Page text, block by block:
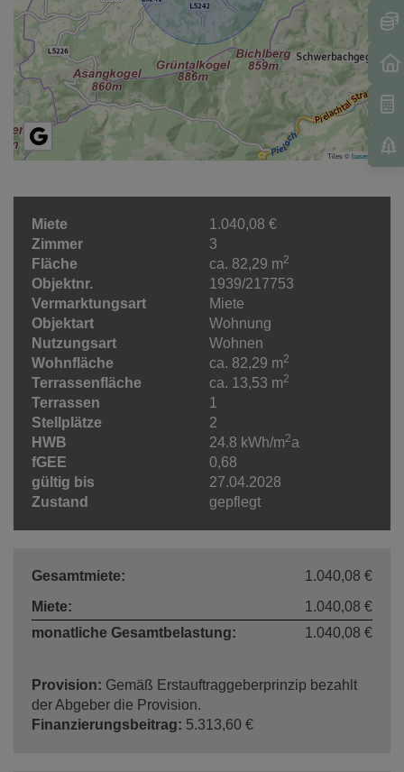
Tiles ©basemap.at
Miete
1.040,08 €
Zimmer
3
Fläche
ca. 82,29 m2
Objektnr.
1939/217753
Vermarktungsart
Miete
Objektart
Wohnung
Nutzungsart
Wohnen
Wohnfläche
ca. 82,29 m2
Terrassenfläche ca. 13,53 m2
Terrassen
1
Stellplätze
2
HWB
24.8 kWh/m2a
fGEE
0,68
gültig bis
27.04.2028
Zustand
gepflegt
Gesamtmiete:
1.040,08 €
Miete:
1.040,08 €
monatliche Gesamtbelastung:
1.040,08 €
Provision: Gemäß Erstauftraggeberprinzip bezahlt
der Abgeber die Provision.
Finanzierungsbeitrag: 5.313,60 €